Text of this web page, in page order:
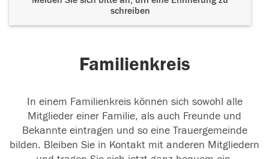
schreiben
Familienkreis
In einem Familienkreis können sich sowohl alle
Mitglieder einer Familie, als auch Freunde und
Bekannte eintragen und so eine Trauergemeinde
bilden. Bleiben Sie in Kontakt mit anderen Mitgliedern